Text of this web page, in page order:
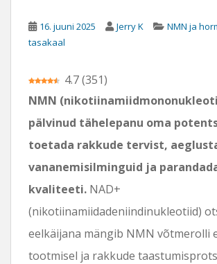
16. juuni 2025 Jerry K
NMN ja
tasakaal
4.7(351)
NMN
pälvinud tähelepanu oma
toetada rakkude tervist,
vananemisilminguid ja
kvaliteeti. NAD+
(nikotiinamiidadeniindinukleotiid)
eelkäijana mängib NMN võtmerolli
tootmisel ja rakkude